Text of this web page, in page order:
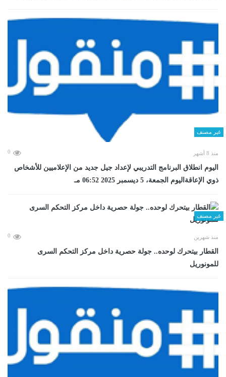
غير مصنف
منذ 8 أشهر 0
اليوم انطلاق البرنامج التدريبي لإعداد جيل جديد من الإعلاميين للأشخاص
ذوي الإعاقةاليوم الجمعة، 5 ديسمبر 2025 06:52 مـ
غير مصنف
منذ شهرين 0
القطار بيتحرك لوحده.. جولة حصرية داخل مركز التحكم السرى
للمونوريل